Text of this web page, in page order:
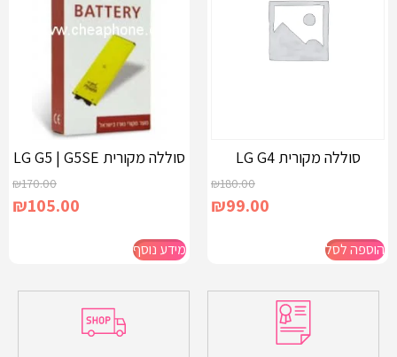
סוללה מקורית LG G4
₪180.00
₪99.00
הוספה לסל
סוללה מקורית LG G5 | G5SE
₪170.00
₪105.00
מידע נוסף